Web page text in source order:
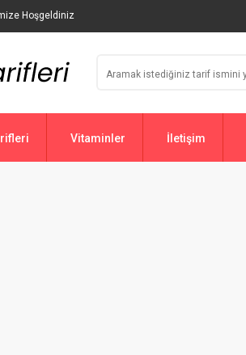
Hoşgeldiniz
Vitaminler İletişim